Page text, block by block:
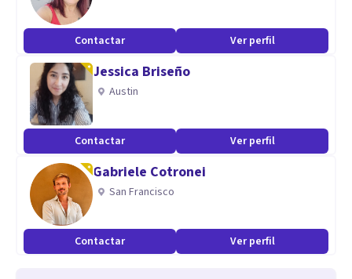
Contactar Ver perfil
Jessica Briseño
Austin
Contactar Ver perfil
Gabriele Cotronei
San Francisco
Contactar Ver perfil